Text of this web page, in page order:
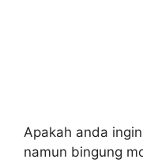
Apakah anda
namun bingung